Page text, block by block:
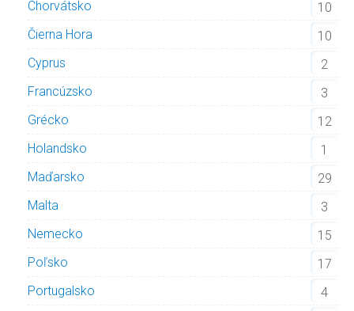
Chorvátsko
10
Čierna Hora
10
Cyprus
2
Francúzsko
3
Grécko
12
Holandsko
1
Maďarsko
29
Malta
3
Nemecko
15
Poľsko
17
Portugalsko
4